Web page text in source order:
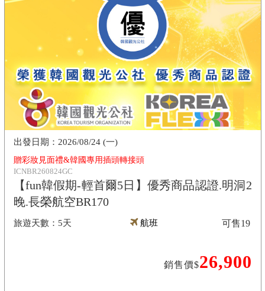
贈彩妝見面禮&韓國專用插頭轉接頭
ICNBR260824GC
【fun韓假期-輕首爾5日】優秀商品認證.明洞2
晚.長榮航空BR170
5天
2026/08/24 (一)
航班
銷售價$26,900
可售19